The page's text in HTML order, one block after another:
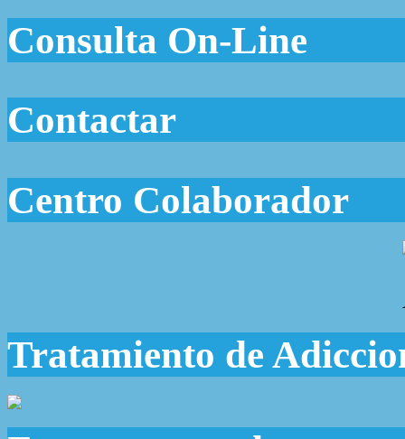
Consulta On-Line
Contactar
Centro Colaborador
Tratamiento de